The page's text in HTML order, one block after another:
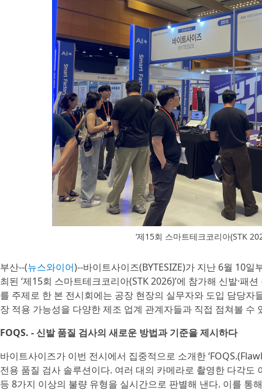
‘제15회 스마트테크코리아(STK
부산--(뉴스와이어)--바이트사이즈(BYTESIZE)가 지난 6월 10
최된 ‘제15회 스마트테크코리아(STK 2026)’에 참가해 신발·패
를 주제로 한 본 전시회에는 공장 현장의 실무자와 도입 담당
장 적용 가능성을 다양한 제조 업계 관계자들과 직접 점쳐볼 수
FOQS. - 신발 품질 검사의 새로운 방법과 기준을 제시하다
바이트사이즈가 이번 전시에서 집중적으로 소개한
전용 품질 검사 솔루션이다. 여러 대의 카메라로 촬영한 다각도
등 8가지 이상의 불량 유형을 실시간으로 판별해 낸다. 이를 통